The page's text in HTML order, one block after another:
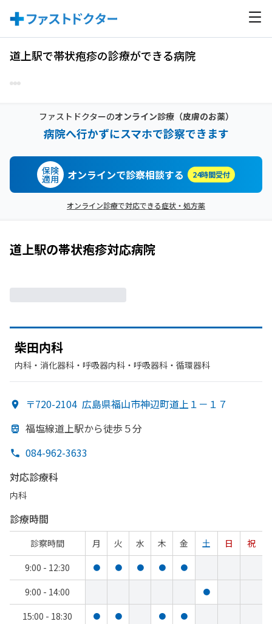
道上駅で帯状疱疹の診療ができる病院
ファストドクターのオンライン診療（皮膚のお薬）
病院へ行かずにスマホで診察できます
保険
適用 オンラインで診察相談する 24時間受付
オンライン診療で対応できる症状・処方薬
道上駅の帯状疱疹対応病院
柴田内科
内科・​消化器科・​呼吸器内科・​呼吸器科・​循環器科
〒720-2104 広島県福山市神辺町道上１－１７
福塩線道上駅から徒歩５分
084-962-3633
対応診療科
内科
診療時間
診察時間 月 火 水 木 金 土 日
祝
9:00 - 12:30
● ● ● ● ●
9:00 - 14:00 ●
15:00 - 18:30 ● ● ● ●